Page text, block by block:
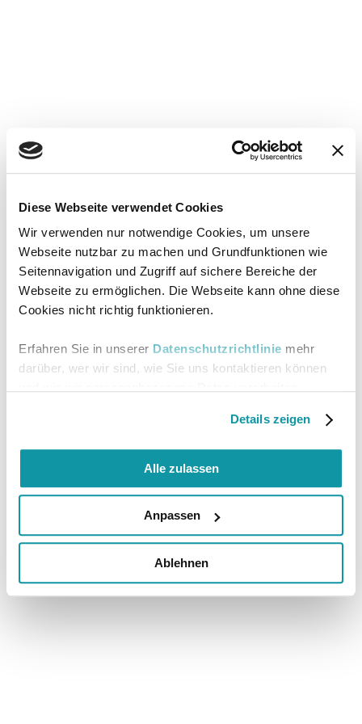
Diese Webseite verwendet Cookies
Wir verwenden nur notwendige Cookies, um unsere
Webseite nutzbar zu machen und Grundfunktionen wie
Seitennavigation und Zugriff auf sichere Bereiche der
Webseite zu ermöglichen. Die Webseite kann ohne diese
Cookies nicht richtig funktionieren.
Erfahren Sie in unserer Datenschutzrichtlinie mehr
darüber, wer wir sind, wie Sie uns kontaktieren können
Details zeigen
Alle zulassen
Anpassen
Ablehnen